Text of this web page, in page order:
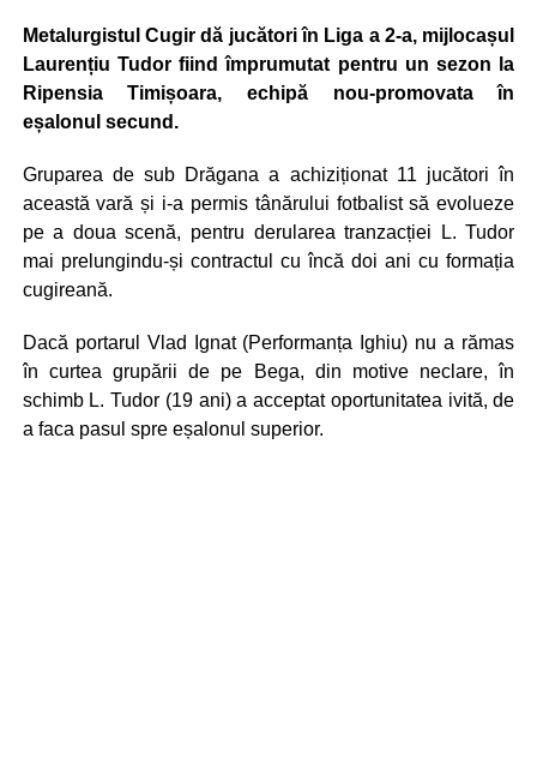
Metalurgistul Cugir dă jucători în Liga a 2-a, mijlocașul
Laurențiu Tudor fiind împrumutat pentru un sezon la
Ripensia Timișoara, echipă nou-promovata în
eșalonul secund.
Gruparea de sub Drăgana a achiziționat 11 jucători în
această vară și i-a permis tânărului fotbalist să evolueze
pe a doua scenă, pentru derularea tranzacției L. Tudor
mai prelungindu-și contractul cu încă doi ani cu formația
cugireană.
Dacă portarul Vlad Ignat (Performanța Ighiu) nu a rămas
în curtea grupării de pe Bega, din motive neclare, în
schimb L. Tudor (19 ani) a acceptat oportunitatea ivită, de
a faca pasul spre eșalonul superior.